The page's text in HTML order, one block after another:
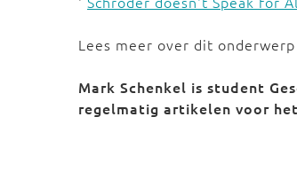
Lees meer over dit
Mark Schenkel is student
regelmatig artikelen voor